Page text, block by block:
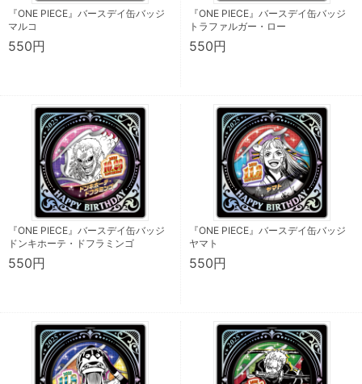
『ONE PIECE』バースデイ缶バッジ
マルコ
550円
『ONE PIECE』バースデイ缶バッジ
トラファルガー・ロー
550円
『ONE PIECE』バースデイ缶バッジ
ドンキホーテ・ドフラミンゴ
550円
『ONE PIECE』バースデイ缶バッジ
ヤマト
550円